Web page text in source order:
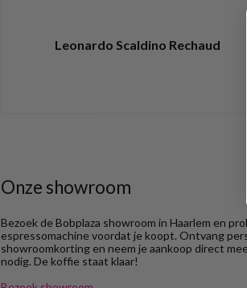
Leonardo Scaldino Rechaud
Onze showroom
Bezoek de Bobplaza showroom in Haarlem en
espressomachine voordat je koopt. Ontvang
showroomkorting en neem je aankoop direct
nodig. De koffie staat klaar!